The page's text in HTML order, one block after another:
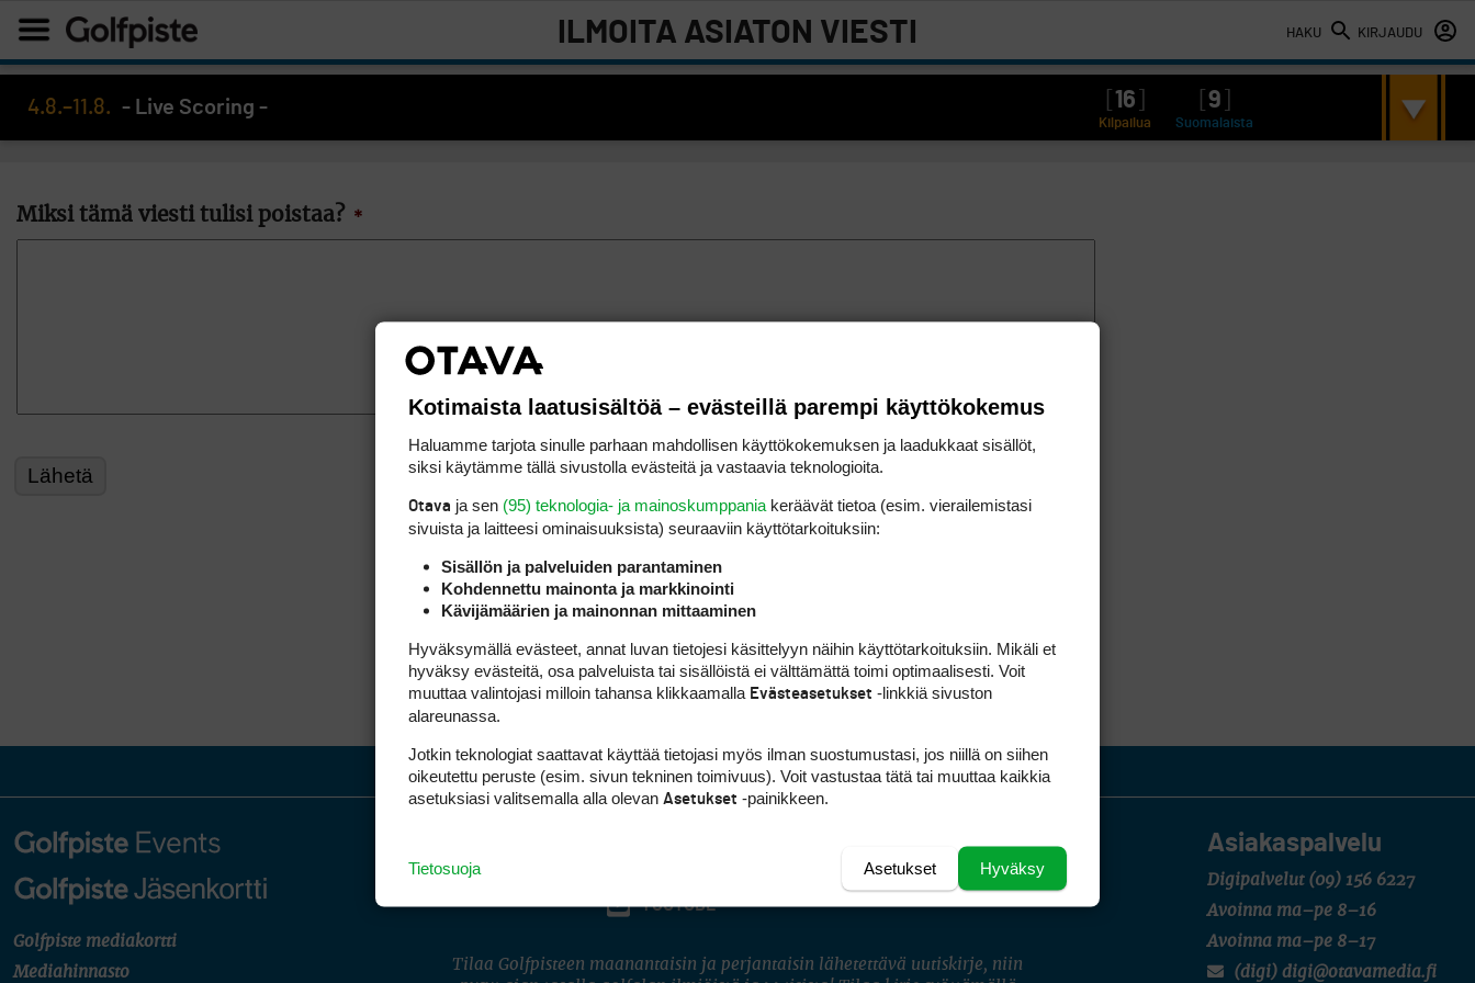
HAKU KIRJAUDU
ILMOITA ASIATON VIESTI
4.8.–11.8. - Live Scoring - 16 9
Kilpailua Suomalaista
Miksi tämä viesti tulisi poistaa? *
Golfpiste mediakortti
Mediahinnasto
Asiakaspalvelu
Digipalvelut (09) 156 6227
Avoinna ma–pe 8–16
Avoinna ma–pe 8–17
(digi) digi@otavamedia.fi
INSTAGRAM
YOUTUBE
Tilaa Golfpisteen maanantaisin ja perjantaisin lähetettävä uutiskirje, niin
Kotimaista laatusisältöä – evästeillä parempi käyttökokemus
Haluamme tarjota sinulle parhaan mahdollisen käyttökokemuksen ja laadukkaat sisällöt,
siksi käytämme tällä sivustolla evästeitä ja vastaavia teknologioita.
Otava ja sen (95) teknologia- ja mainoskumppania keräävät tietoa (esim. vierailemis­tasi
sivuista ja laitteesi ominaisuuk­sista) seuraaviin käyttötarkoituksiin:
Sisällön ja palveluiden parantaminen
Kohdennettu mainonta ja markkinointi
Kävijämäärien ja mainonnan mittaaminen
Hyväksymällä evästeet, annat luvan tietojesi käsittelyyn näihin käyttötarkoituksiin. Mikäli et
hyväksy evästeitä, osa palveluista tai sisällöistä ei välttämättä toimi optimaalisesti. Voit
muuttaa valintojasi milloin tahansa klikkaamalla Evästeasetukset -linkkiä sivuston
alareunassa.
Jotkin teknologiat saattavat käyttää tietojasi myös ilman suostumustasi, jos niillä on siihen
oikeutettu peruste (esim. sivun tekninen toimivuus). Voit vastustaa tätä tai muuttaa kaikkia
asetuksiasi valitsemalla alla olevan Asetukset -painikkeen.
Hyväksy
Asetukset
Tietosuoja